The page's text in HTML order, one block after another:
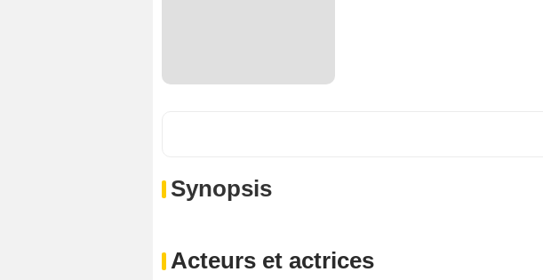
Synopsis
Acteurs et actrices